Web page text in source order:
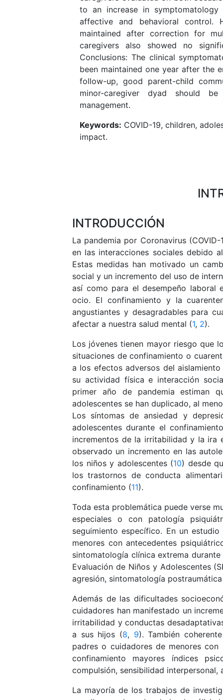
to an increase in
affective and behavioral control.
maintained after correction for
caregivers also showed no
Conclusions: The clinical
been maintained one year after the
follow-up, good parent-child
minor-caregiver dyad should
management.
Keywords: COVID-19, children,
impact.
INTRODUCCIÓN
La pandemia por Coronavirus
en las interacciones sociales debido
Estas medidas han motivado un
social y un incremento del uso de
así como para el desempeño
ocio. El confinamiento y la
angustiantes y desagradables para
afectar a nuestra salud mental (1, 2).
Los jóvenes tienen mayor riesgo que
situaciones de confinamiento o
a los efectos adversos del
su actividad física e interacción
primer año de pandemia estiman
adolescentes se han duplicado, al
Los síntomas de ansiedad y
adolescentes durante el
incrementos de la irritabilidad y la ira
observado un incremento en las
los niños y adolescentes (10) desde
los trastornos de conducta
confinamiento (11).
Toda esta problemática puede verse
especiales o con patología
seguimiento específico. En un
menores con antecedentes
sintomatología clínica extrema
Evaluación de Niños y Adolescentes
agresión, sintomatología
Además de las dificultades
cuidadores han manifestado un
irritabilidad y conductas
a sus hijos (8, 9). También
padres o cuidadores de menores
confinamiento mayores índices
compulsión, sensibilidad interpersonal,
La mayoría de los trabajos de